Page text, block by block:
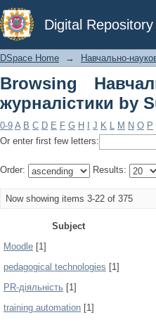
Digital
Browsing
DSpace Home → Навчально-
Browsing
журналістики by
0-9 A B C D E F G H J K L M N O P
Or enter first few letters:
Order: Results:
Now showing items 3-22 of 375
Subject
Moodle [1]
pedagogical technologies [1]
PR-діяльність [1]
training automation [1]